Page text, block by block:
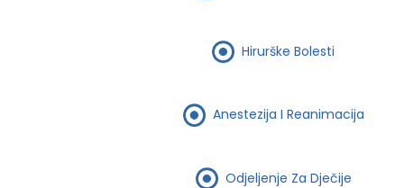
Hirurške Bolesti
Anestezija I Reanimacija
Odjeljenje Za Dječije